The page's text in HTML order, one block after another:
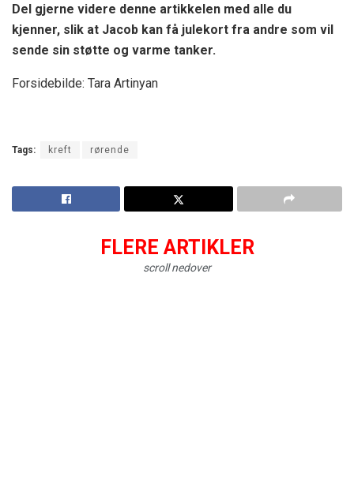
Del gjerne videre denne artikkelen med alle du
kjenner, slik at Jacob kan få julekort fra andre som vil
sende sin støtte og varme tanker.
Forsidebilde: Tara Artinyan
Tags: kreft rørende
FLERE ARTIKLER
scroll nedover